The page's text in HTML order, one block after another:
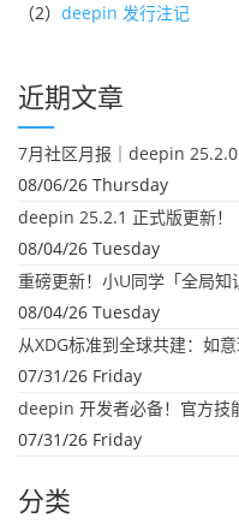
（2） deepin 发行注记
近期文章
7月社区月报｜deepin
08/06/26 Thursday
deepin 25.2.1 正式版更新！
08/04/26 Tuesday
08/04/26 Tuesday
从XDG标准到全球共建：如
07/31/26 Friday
deepin 开发者必备！官方
07/31/26 Friday
分类